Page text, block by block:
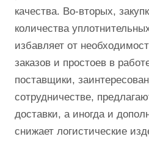
качества. Во-вторых,
количества
избавляет от
заказов и простоев в
поставщики,
сотрудничестве,
доставки, а иногда и
снижает логистические